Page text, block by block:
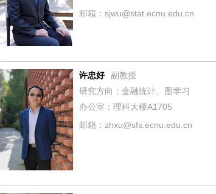
邮箱：sjwu@stat.ecnu.edu.cn
许忠好
副教授
研究方向：金融统计、图学习
办公室：理科大楼A1705
邮箱：zhxu@sfs.ecnu.edu.cn